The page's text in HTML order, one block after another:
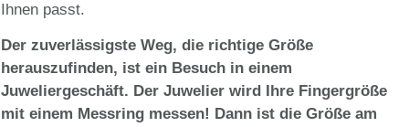
Ihnen passt.
Der zuverlässigste Weg, die richtige Größe
herauszufinden, ist ein Besuch in einem
Juweliergeschäft. Der Juwelier wird Ihre Fingergröße
mit einem Messring messen! Dann ist die Größe am